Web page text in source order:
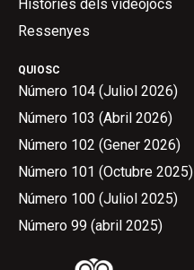
QUIOSC
Número 104 (Juliol 2026)
Número 103 (Abril 2026)
Número 102 (Gener 2026)
Número 101 (Octubre 2025)
Número 100 (Juliol 2025)
Número 99 (abril 2025)
Històries dels videojocs
Ressenyes